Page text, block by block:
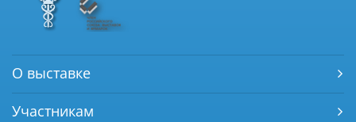
О выставке
Участникам